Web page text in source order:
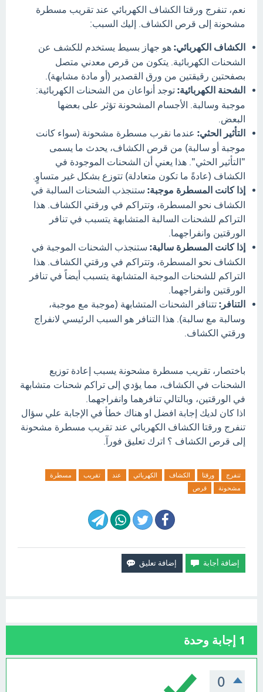
نعم، تنفرج ورقتا الكشاف الكهربائي عند تقريب مسطرة
مشحونة إلى قرص الكشاف. إليك السبب:
الكشاف الكهربائي: هو جهاز بسيط يستخدم للكشف عن
الشحنات الكهربائية. يتكون من قرص معدني متصل
بصفحتين رقيقتين من ورق القصدير (أو مادة مشابهة).
الشحنة الكهربائية: توجد أنواعان من الشحنات الكهربائية:
موجبة وسالبة. الأجسام المشحونة تؤثر على بعضها
البعض.
التأثير الحثي: عندما نقرب مسطرة مشحونة (سواء كانت
موجبة أو سالبة) من قرص الكشاف، يحدث ما يسمى
"التأثير الحثي". هذا يعني أن الشحنات الموجودة في
الكشاف (عادةً ما تكون متعادلة) تتوزع بشكل غير متساوٍ.
إذا كانت المسطرة موجبة: ستنجذب الشحنات السالبة في
الكشاف نحو المسطرة، وتتراكم في ورقتي الكشاف. هذا
التراكم للشحنات السالبة المتشابهة يتسبب في تنافر
الورقتين وانفراجهما.
إذا كانت المسطرة سالبة: ستنجذب الشحنات الموجبة في
الكشاف نحو المسطرة، وتتراكم في ورقتي الكشاف. هذا
التراكم للشحنات الموجبة المتشابهة يتسبب أيضاً في تنافر
الورقتين وانفراجهما.
التنافر: تتنافر الشحنات المتشابهة (موجبة مع موجبة،
وسالبة مع سالبة). هذا التنافر هو السبب الرئيسي لانفراج
ورقتي الكشاف.
باختصار، تقريب مسطرة مشحونة يسبب إعادة توزيع
الشحنات في الكشاف، مما يؤدي إلى تراكم شحنات متشابهة
في الورقتين، وبالتالي تنافرهما وانفراجهما.
اذا كان لديك إجابة افضل او هناك خطأ في الإجابة علي سؤال
تنفرج ورقتا الكشاف الكهربائي عند تقريب مسطرة مشحونة
إلى قرص الكشاف ؟ اترك تعليق فورآ.
تنفرج ورقتا الكشاف الكهربائي عند تقريب
مسطرة
مشحونة
قرص
1 إجابة وحدة
0